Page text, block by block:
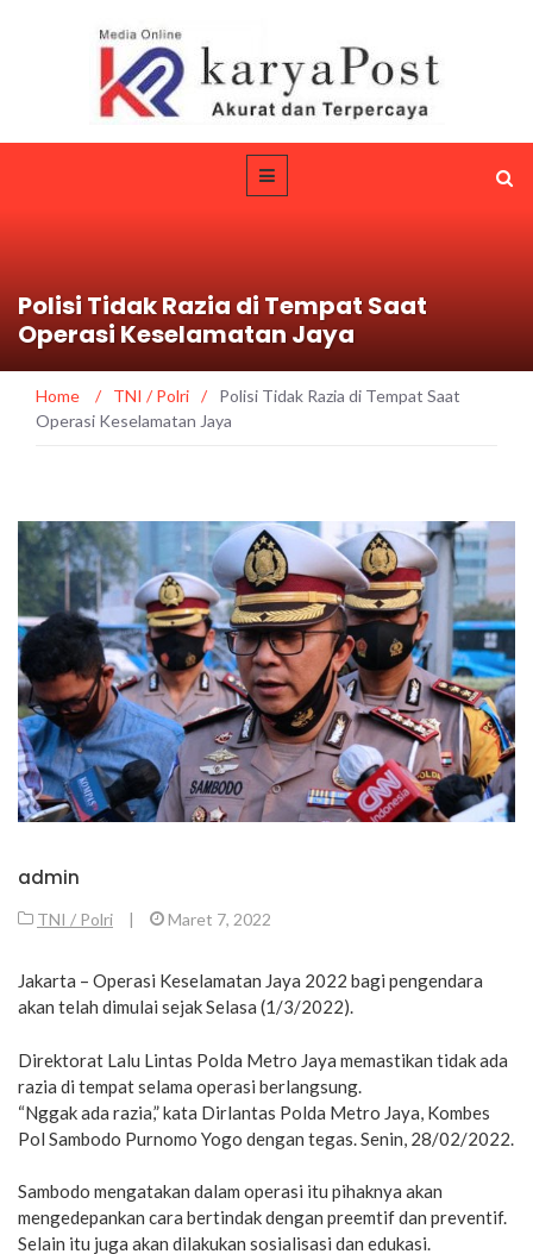
Polisi Tidak Razia di Tempat Saat
Operasi Keselamatan Jaya
Home / TNI / Polri /
Polisi Tidak Razia di Tempat Saat
Operasi Keselamatan Jaya
admin
TNI / Polri | Maret 7, 2022
Jakarta – Operasi Keselamatan Jaya 2022 bagi pengendara
akan telah dimulai sejak Selasa (1/3/2022).
Direktorat Lalu Lintas Polda Metro Jaya memastikan tidak ada
razia di tempat selama operasi berlangsung.
“Nggak ada razia,” kata Dirlantas Polda Metro Jaya, Kombes
Pol Sambodo Purnomo Yogo dengan tegas. Senin, 28/02/2022.
Sambodo mengatakan dalam operasi itu pihaknya akan
mengedepankan cara bertindak dengan preemtif dan preventif.
Selain itu juga akan dilakukan sosialisasi dan edukasi.